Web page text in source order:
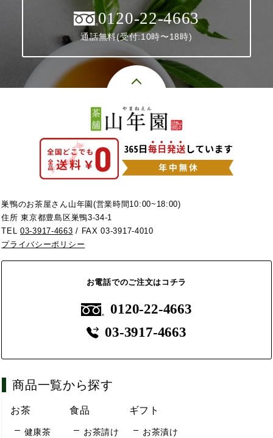
0120-22-4663
通話無料(受付:10時〜18時)
巣鴨のお茶屋さん山年園(営業時間10:00~18:00)
住所 東京都豊島区巣鴨3-34-1
TEL03-3917-4663 / FAX 03-3917-4010
プライバシーポリシー
お電話でのご注文はコチラ
0120-22-4663
03-3917-4663
商品一覧から探す
お茶
健康茶
食品
お茶請け
ギフト
お茶漬け